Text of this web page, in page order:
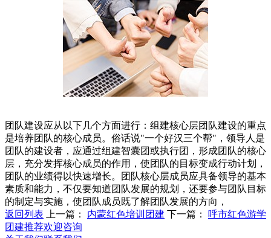
团队建设应从以下几个方面进行：组建核心层团队建设的重点
是培养团队的核心成员。俗话说"一个好汉三个帮"，领导人是
团队的建设者，应通过组建智囊团或执行团，形成团队的核心
层，充分发挥核心成员的作用，使团队的目标变成行动计划，
团队的业绩得以快速增长。团队核心层成员应具备领导的基本
素质和能力，不仅要知道团队发展的规划，还要参与团队目标
的制定与实施，使团队成员既了解团队发展的方向，
返回列表
上一篇： 内蒙红色培训团建 下一篇： 呼市红色游学
团建推荐欢迎咨询